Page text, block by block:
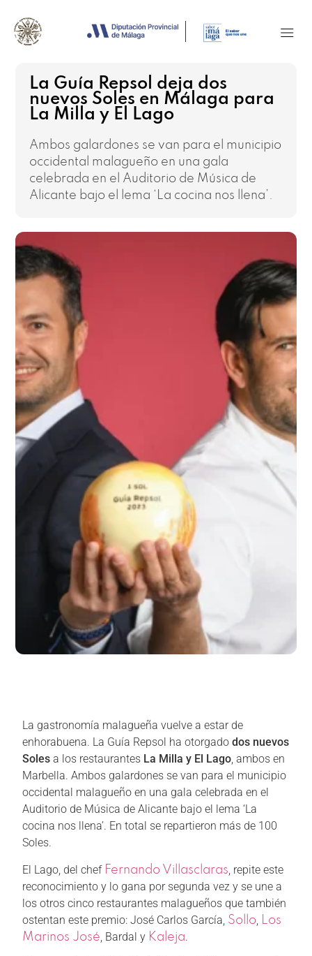
La Guía Repsol deja dos
nuevos Soles en Málaga para
La Milla y El Lago
Ambos galardones se van para el municipio
occidental malagueño en una gala
celebrada en el Auditorio de Música de
Alicante bajo el lema ‘La cocina nos llena’.
La gastronomía malagueña vuelve a estar de
enhorabuena. La Guía Repsol ha otorgado dos nuevos
Soles a los restaurantes La Milla y El Lago, ambos en
Marbella. Ambos galardones se van para el municipio
occidental malagueño en una gala celebrada en el
Auditorio de Música de Alicante bajo el lema ‘La
cocina nos llena’. En total se repartieron más de 100
Soles.
El Lago, del chef Fernando Villasclaras , repite este
reconocimiento y lo gana por segunda vez y se une a
los otros cinco restaurantes malagueños que también
ostentan este premio: José Carlos García, Sollo
Los
Marinos José , Bardal y Kaleja.